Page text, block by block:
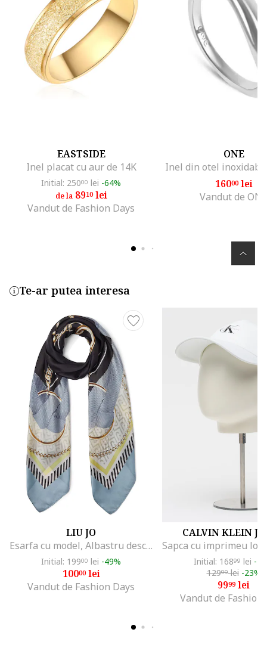
EASTSIDE
Inel placat cu aur de 14K
Initial: 25000 lei -64%
de la8910lei
Vandut de Fashion Days
ONE
Inel din otel
16000lei
Vandut de ONE
Te-ar putea interesa
LIU JO
Esarfa cu model, Albastru deschis
Initial: 19900 lei -49%
10000lei
Vandut de Fashion Days
CALVIN KLEIN
Initial: 16899 lei -
12999lei -23%
9999lei
Vandut de Fashion